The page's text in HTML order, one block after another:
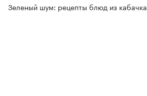
Зеленый шум: рецепты блюд из кабачка